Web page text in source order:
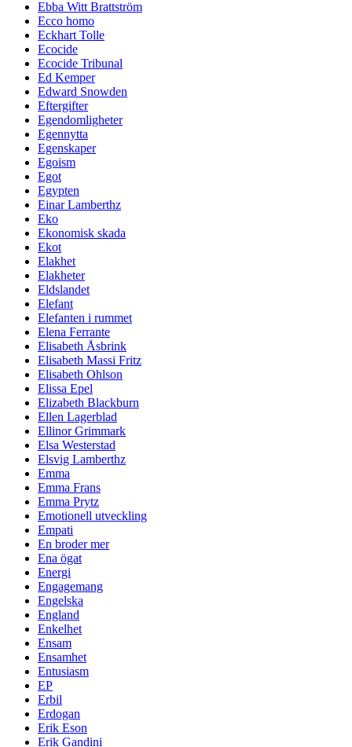
Ebba Witt Brattström
Ecco homo
Eckhart Tolle
Ecocide
Ecocide Tribunal
Ed Kemper
Edward Snowden
Eftergifter
Egendomligheter
Egennytta
Egenskaper
Egoism
Egot
Egypten
Einar Lamberthz
Eko
Ekonomisk skada
Ekot
Elakhet
Elakheter
Eldslandet
Elefant
Elefanten i rummet
Elena Ferrante
Elisabeth Åsbrink
Elisabeth Massi Fritz
Elisabeth Ohlson
Elissa Epel
Elizabeth Blackburn
Ellen Lagerblad
Ellinor Grimmark
Elsa Westerstad
Elsvig Lamberthz
Emma
Emma Frans
Emma Prytz
Emotionell utveckling
Empati
En broder mer
Ena ögat
Energi
Engagemang
Engelska
England
Enkelhet
Ensam
Ensamhet
Entusiasm
EP
Erbil
Erdogan
Erik Eson
Erik Gandini